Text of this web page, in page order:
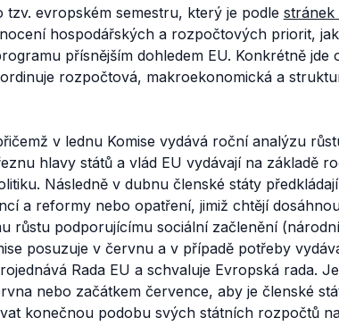
tzv. evropském semestru, který je podle stránek
hospodářských a rozpočtových priorit,
přísnějším dohledem EU. Konkrétně jde
rozpočtová, makroekonomická a
v lednu Komise vydává roční analýzu
hlavy států a vlád EU vydávají na základě
Následně v dubnu členské státy
a reformy nebo opatření, jimiž chtějí
růstu podporujícímu sociální začlenění
posuzuje v červnu a v případě potřeby
Rada EU a schvaluje Evropská rada.
nebo začátkem července, aby je členské
konečnou podobu svých státních rozpočtů